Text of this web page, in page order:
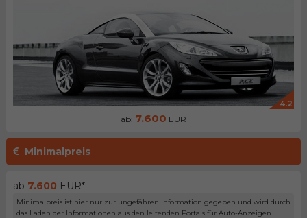
4.2
ab: 7.600 EUR
Minimalpreis
ab 7.600 EUR*
Minimalpreis ist hier nur zur ungefähren Information gegeben und wird durch
das Laden der Informationen aus den leitenden Portals für Auto-Anzeigen